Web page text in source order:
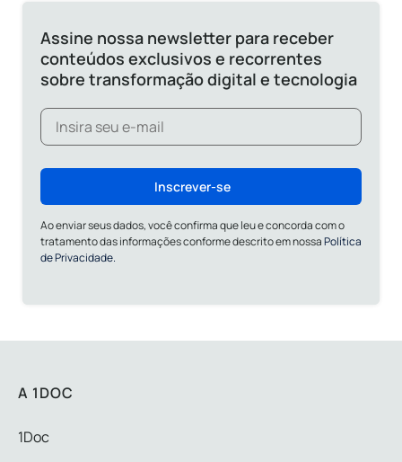
Assine nossa newsletter para receber
conteúdos exclusivos e recorrentes
sobre transformação digital e tecnologia
Inscrever-se
Ao enviar seus dados, você confirma que leu e concorda com o
tratamento das informações conforme descrito em nossaPolítica
de Privacidade.
A 1DOC
1Doc